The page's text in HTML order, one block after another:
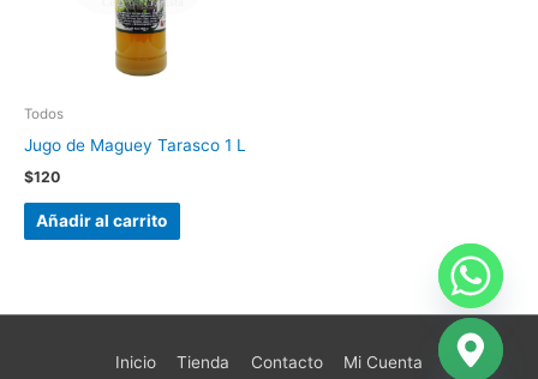
Todos
Jugo de Maguey Tarasco 1 L
$120
Añadir al carrito
Inicio Tienda Contacto
Mi Cuenta
chaty